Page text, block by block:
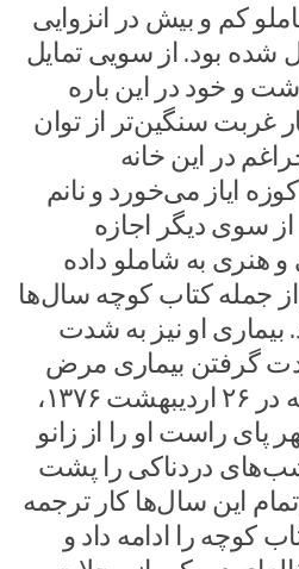
کم و بیش در انزوایی
شده بود. از سویی تمایل
و خود در این باره
غربت سنگین‌تر از توان
در این خانه
ایاز می‌خورد و نانم
سوی دیگر اجازه
و هنری به شاملو داده
از جمله کتاب کوچه سال‌ها
بیماری او نیز به شدت
گرفتن بیماری مرض
قندش، و پس از آن که در ۲۶ اردیبهشت ۱۳۷۶،
پای راست او را از زانو
دردناکی را پشت
این سال‌ها کار ترجمه
کوچه را ادامه داد و